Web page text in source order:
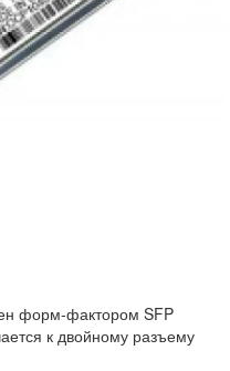
форм-фактором SFP
к двойному разъему